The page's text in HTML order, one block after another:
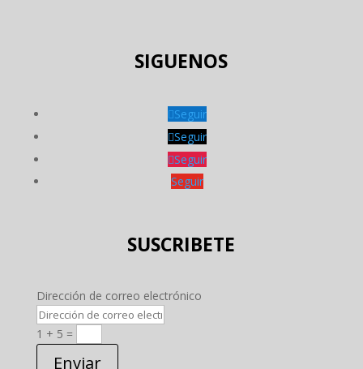
SIGUENOS
Seguir
Seguir
Seguir
Seguir
SUSCRIBETE
Dirección de correo electrónico
1 + 5 =
Enviar